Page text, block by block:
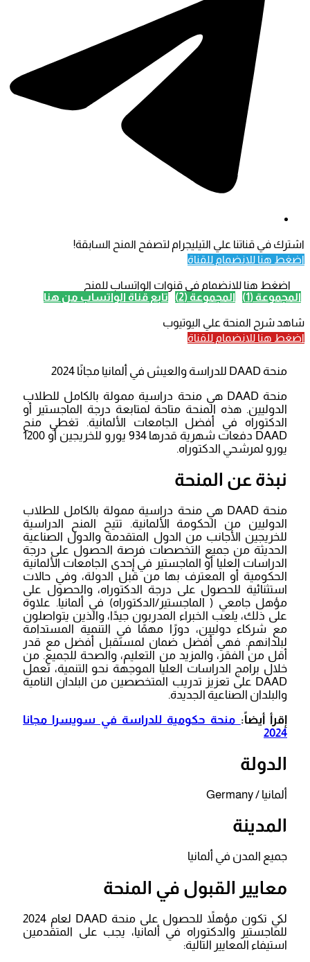
اشترك في قناتنا علي التيليجرام لتصفح المنح السابقة!
اضغط هنا للانضمام للقناة
اضغط هنا للانضمام في قنوات الواتساب للمنح
المجموعة (1)
المجموعة (2) تابع قناة الواتساب من هنا
شاهد شرح المنحة علي اليوتيوب
اضغط هنا للانضمام للقناة
منحة DAAD للدراسة والعيش في ألمانيا مجانًا 2024
منحة DAAD هي منحة دراسية ممولة بالكامل للطلاب
الدوليين. هذه المنحة متاحة لمتابعة درجة الماجستير أو
الدكتوراه في أفضل الجامعات الألمانية. تغطي منح
DAAD دفعات شهرية قدرها 934 يورو للخريجين أو 1200
يورو لمرشحي الدكتوراه.
نبذة عن المنحة
منحة DAAD هي منحة دراسية ممولة بالكامل للطلاب
الدوليين من الحكومة الألمانية. تتيح المنح الدراسية
للخريجين الأجانب من الدول المتقدمة والدول الصناعية
الحديثة من جميع التخصصات فرصة الحصول على درجة
الدراسات العليا أو الماجستير في إحدى الجامعات الألمانية
الحكومية أو المعترف بها من قبل الدولة، وفي حالات
استثنائية للحصول على درجة الدكتوراه، والحصول على
مؤهل جامعي ( الماجستير/الدكتوراه) في ألمانيا. علاوة
على ذلك، يلعب الخبراء المدربون جيدًا، والذين يتواصلون
مع شركاء دوليين، دورًا مهمًا في التنمية المستدامة
لبلدانهم. فهي أفضل ضمان لمستقبل أفضل مع قدر
أقل من الفقر، والمزيد من التعليم، والصحة للجميع. من
خلال برامج الدراسات العليا الموجهة نحو التنمية، تعمل
DAAD على تعزيز تدريب المتخصصين من البلدان النامية
والبلدان الصناعية الجديدة.
إقرأ أيضاً: منحة حكومية للدراسة في سويسرا مجانا
2024
الدولة
ألمانيا / Germany
المدينة
جميع المدن في ألمانيا
معايير القبول في المنحة
لكي تكون مؤهلاً للحصول على منحة DAAD لعام 2024
للماجستير والدكتوراه في ألمانيا، يجب على المتقدمين
استيفاء المعايير التالية: